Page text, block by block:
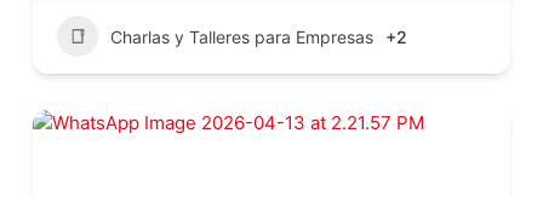
Charlas y Talleres para Empresas +2